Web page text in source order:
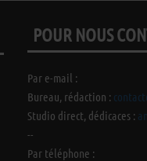
POUR NOUS
Par e-mail :
Bureau, rédaction :
Studio direct, dédicaces :
--
Par téléphone :